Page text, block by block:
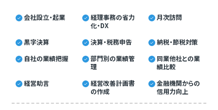
会社設立・起業
経理事務の省力
化・DX
月次訪問
黒字決算 決算・税務申告
納税・節税対策
自社の業績把握
部門別の業績管
理
同業他社との業
績比較
経営助言
経営改善計画書
の作成
金融機関からの
信用力向上